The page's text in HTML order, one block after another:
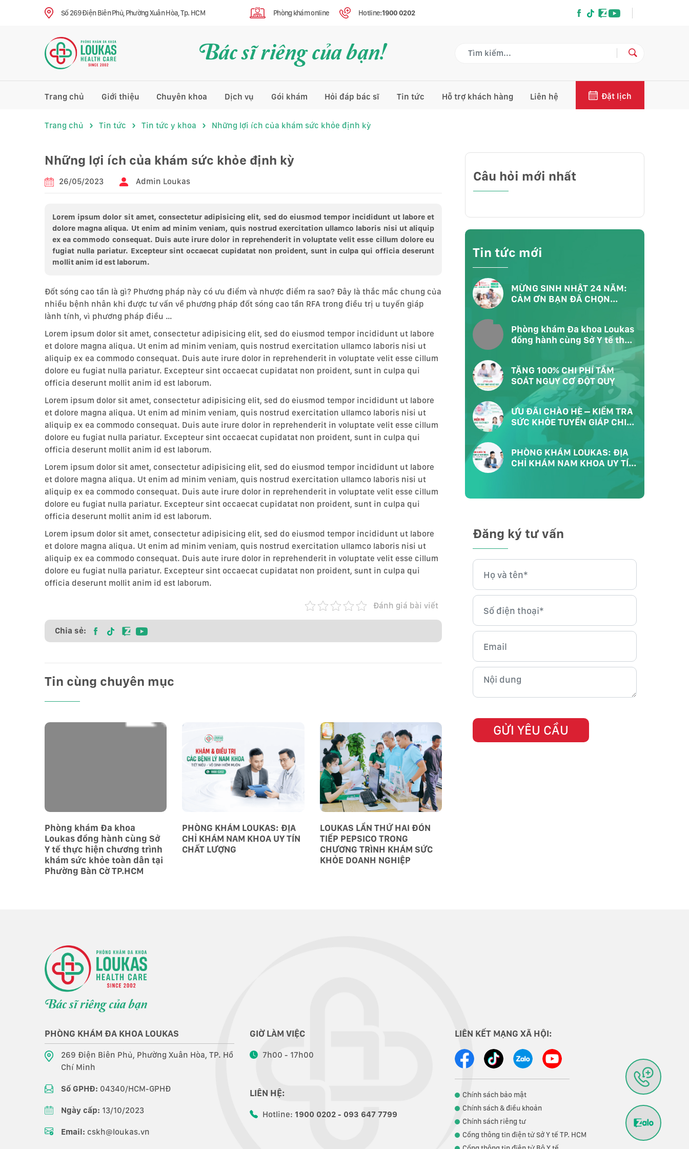
Số 269 Điện Biên Phủ, Phường Xuân Hòa, Tp. HCM Phòng khám online Hotline:1900 0202
Bác sĩ riêng của bạn!
Trang chủ Giới thiệu Chuyên khoa Dịch vụ Gói khám Hỏi đáp bác sĩ Tin tức Hỗ trợ khách hàng Liên hệ Đặt lịch
Trang chủ Tin tức Tin tức y khoa Những lợi ích của khám sức khỏe định kỳ
Những lợi ích của khám sức khỏe định kỳ
26/05/2023 Admin Loukas
Lorem ipsum dolor sit amet, consectetur adipisicing elit, sed do eiusmod tempor incididunt ut labore et
dolore magna aliqua. Ut enim ad minim veniam, quis nostrud exercitation ullamco laboris nisi ut aliquip
ex ea commodo consequat. Duis aute irure dolor in reprehenderit in voluptate velit esse cillum dolore eu
fugiat nulla pariatur. Excepteur sint occaecat cupidatat non proident, sunt in culpa qui officia deserunt
mollit anim id est laborum.
Đốt sóng cao tần là gì? Phương pháp này có ưu điểm và nhược điểm ra sao? Đây là thắc mắc chung của
nhiều bệnh nhân khi được tư vấn về phương pháp đốt sóng cao tần RFA trong điều trị u tuyến giáp
lành tính, vì phương pháp điều …
Lorem ipsum dolor sit amet, consectetur adipisicing elit, sed do eiusmod tempor incididunt ut labore
et dolore magna aliqua. Ut enim ad minim veniam, quis nostrud exercitation ullamco laboris nisi ut
aliquip ex ea commodo consequat. Duis aute irure dolor in reprehenderit in voluptate velit esse cillum
dolore eu fugiat nulla pariatur. Excepteur sint occaecat cupidatat non proident, sunt in culpa qui
officia deserunt mollit anim id est laborum.
Lorem ipsum dolor sit amet, consectetur adipisicing elit, sed do eiusmod tempor incididunt ut labore
et dolore magna aliqua. Ut enim ad minim veniam, quis nostrud exercitation ullamco laboris nisi ut
aliquip ex ea commodo consequat. Duis aute irure dolor in reprehenderit in voluptate velit esse cillum
dolore eu fugiat nulla pariatur. Excepteur sint occaecat cupidatat non proident, sunt in culpa qui
officia deserunt mollit anim id est laborum.
Lorem ipsum dolor sit amet, consectetur adipisicing elit, sed do eiusmod tempor incididunt ut labore
et dolore magna aliqua. Ut enim ad minim veniam, quis nostrud exercitation ullamco laboris nisi ut
aliquip ex ea commodo consequat. Duis aute irure dolor in reprehenderit in voluptate velit esse cillum
dolore eu fugiat nulla pariatur. Excepteur sint occaecat cupidatat non proident, sunt in culpa qui
officia deserunt mollit anim id est laborum.
Lorem ipsum dolor sit amet, consectetur adipisicing elit, sed do eiusmod tempor incididunt ut labore
et dolore magna aliqua. Ut enim ad minim veniam, quis nostrud exercitation ullamco laboris nisi ut
aliquip ex ea commodo consequat. Duis aute irure dolor in reprehenderit in voluptate velit esse cillum
dolore eu fugiat nulla pariatur. Excepteur sint occaecat cupidatat non proident, sunt in culpa qui
officia deserunt mollit anim id est laborum.
Đánh giá bài viết
Chia sẻ:
Tin cùng chuyên mục
Phòng khám Đa khoa
Loukas đồng hành cùng Sở
Y tế thực hiện chương trình
khám sức khỏe toàn dân tại
Phường Bàn Cờ TP.HCM
PHÒNG KHÁM LOUKAS: ĐỊA
CHỈ KHÁM NAM KHOA UY TÍN
CHẤT LƯỢNG
LOUKAS LẦN THỨ HAI ĐÓN
TIẾP PEPSICO TRONG
CHƯƠNG TRÌNH KHÁM SỨC
KHỎE DOANH NGHIỆP
Câu hỏi mới nhất
Tin tức mới
MỪNG SINH NHẬT 24 NĂM:
CẢM ƠN BẠN ĐÃ CHỌN
Phòng khám Đa khoa Loukas
đồng hành cùng Sở Y tế thực
hiện chương trình khám sức
khỏe toàn dân tại Phường
Bàn Cờ TP.HCM
TẶNG 100% CHI PHÍ TẦM
SOÁT NGUY CƠ ĐỘT QUỴ
ƯU ĐÃI CHÀO HÈ – KIỂM TRA
SỨC KHỎE TUYẾN GIÁP CHI
PHÒNG KHÁM LOUKAS: ĐỊA
CHỈ KHÁM NAM KHOA UY TÍN
Đăng ký tư vấn
PHÒNG KHÁM ĐA KHOA LOUKAS
269 Điện Biên Phủ, Phường Xuân Hòa, TP. Hồ
Chí Minh
Số GPHĐ: 04340/HCM-GPHĐ
Ngày cấp: 13/10/2023
Email: cskh@loukas.vn
GIỜ LÀM VIỆC
7h00 - 17h00
LIÊN HỆ:
Hotline: 1900 0202 - 093 647 7799
LIÊN KẾT MẠNG XÃ HỘI:
Chính sách bảo mật
Chính sách & điều khoản
Chính sách riêng tư
Cổng thông tin điện tử Sở Y tế TP. HCM